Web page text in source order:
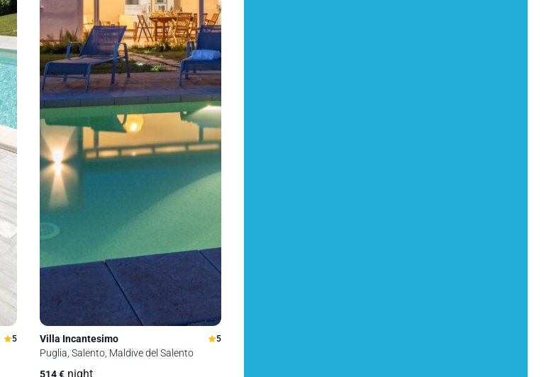
5 Villa Incantesimo 5
Puglia, Salento, Maldive del Salento
514€ night